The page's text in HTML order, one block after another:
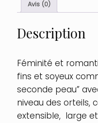
peau,
couleur
Taille
:
Unique
-
OS,
:
Chair
Avis (0)
Description
Féminité et
fins et soyeux
seconde peau”
niveau des orteils,
extensible, large